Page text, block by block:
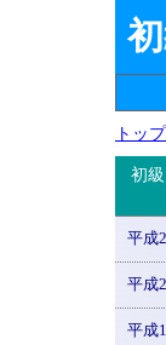
トップ
初
平成
平成
平成